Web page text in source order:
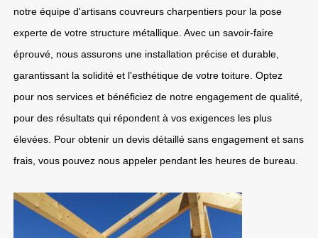
notre équipe d'artisans couvreurs charpentiers pour la pose
experte de votre structure métallique. Avec un savoir-faire
éprouvé, nous assurons une installation précise et durable,
garantissant la solidité et l'esthétique de votre toiture. Optez
pour nos services et bénéficiez de notre engagement de qualité,
pour des résultats qui répondent à vos exigences les plus
élevées. Pour obtenir un devis détaillé sans engagement et sans
frais, vous pouvez nous appeler pendant les heures de bureau.